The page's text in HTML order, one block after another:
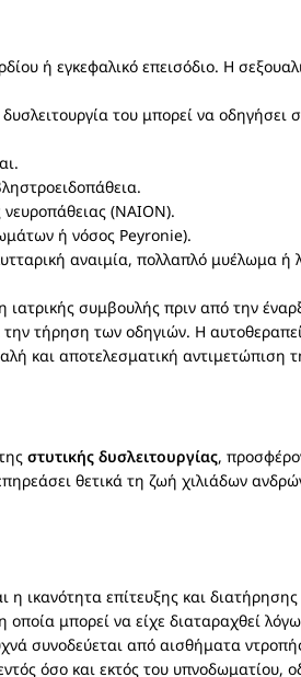
ή εγκεφαλικό επεισόδιο. Η
του μπορεί να
(NAION).
ή νόσος Peyronie).
αναιμία, πολλαπλό μυέλωμα ή
ιατρικής συμβουλής πριν από την
τήρηση των οδηγιών. Η
και αποτελεσματική αντιμετώπιση
στυτικής δυσλειτουργίας,
θετικά τη ζωή χιλιάδων
η ικανότητα επίτευξης και
μπορεί να είχε διαταραχθεί
συνοδεύεται από αισθήματα
όσο και εκτός του υπνοδωματίου,